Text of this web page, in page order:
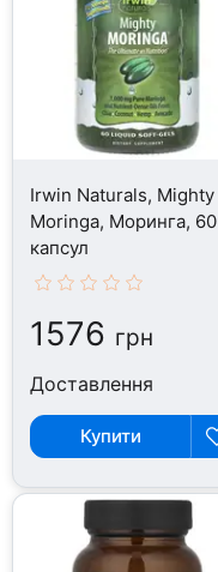
Irwin Naturals, Mighty
Moringa, Моринга, 60
капсул
1576 грн
Доставлення
Купити